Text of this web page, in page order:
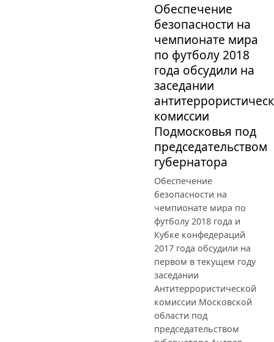
Обеспечение
безопасности на
чемпионате мира
по футболу 2018
года обсудили на
заседании
комиссии
Подмосковья под
председательством
губернатора
Обеспечение
безопасности на
чемпионате мира по
футболу 2018 года и
Кубке конфедераций
2017 года обсудили на
первом в текущем году
заседании
Антитеррористической
комиссии Московской
области под
председательством